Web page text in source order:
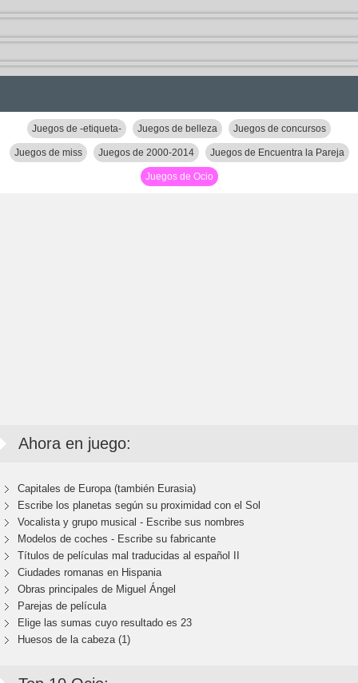
Juegos de -etiqueta- Juegos de belleza Juegos de concursos
Juegos de miss Juegos de 2000-2014 Juegos de Encuentra la Pareja
Juegos de Ocio
Ahora en juego:
Capitales de Europa (también Eurasia)
Escribe los planetas según su proximidad con el Sol
Vocalista y grupo musical - Escribe sus nombres
Modelos de coches - Escribe su fabricante
Títulos de películas mal traducidas al español II
Ciudades romanas en Hispania
Obras principales de Miguel Ángel
Parejas de película
Elige las sumas cuyo resultado es 23
Huesos de la cabeza (1)